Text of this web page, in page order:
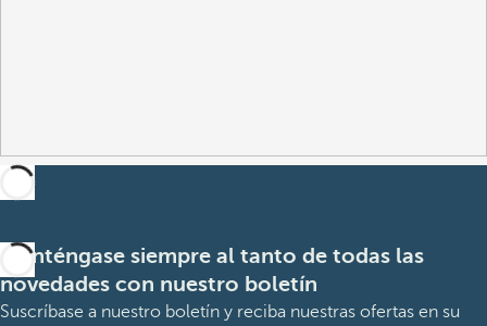
Manténgase siempre al tanto de todas las
novedades con nuestro boletín
Suscríbase a nuestro boletín y reciba nuestras ofertas en su